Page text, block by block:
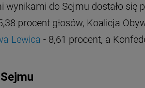
wynikami do Sejmu dostało się
procent głosów, Koalicja
Lewica - 8,61 procent, a